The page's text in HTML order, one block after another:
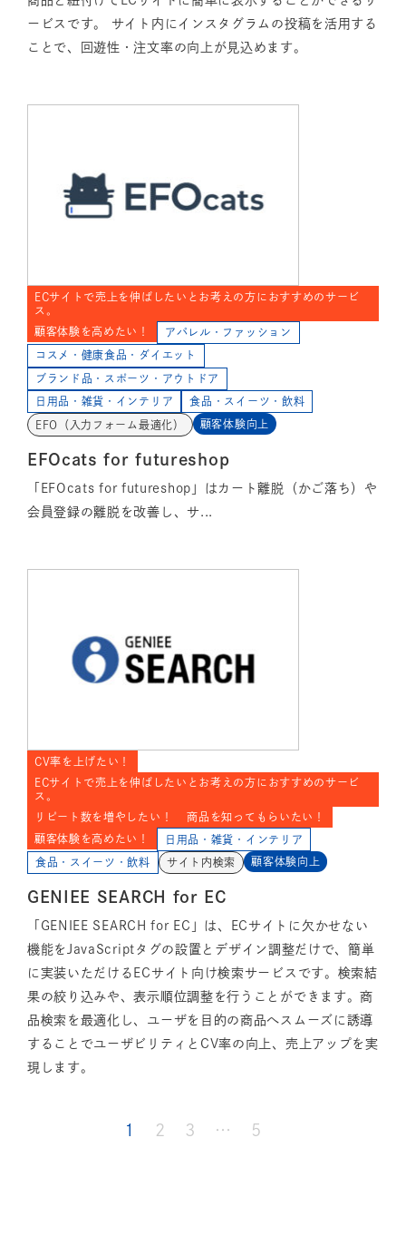
ービスです。 サイト内にインスタグラムの投稿を活用する
ことで、回遊性・注文率の向上が見込めます。
ECサイトで売上を伸ばしたいとお考えの方におすすめのサービ
ス。
顧客体験を高めたい！
アパレル・ファッション
コスメ・健康食品・ダイエット
ブランド品・スポーツ・アウトドア
日用品・雑貨・インテリア 食品・スイーツ・飲料
EFO（入力フォーム最適化） 顧客体験向上
EFOcats for futureshop
「EFOcats for futureshop」はカート離脱（かご落ち）や
会員登録の離脱を改善し、サ...
CV率を上げたい！
ECサイトで売上を伸ばしたいとお考えの方におすすめのサービ
ス。
リピート数を増やしたい！
商品を知ってもらいたい！
顧客体験を高めたい！
日用品・雑貨・インテリア
食品・スイーツ・飲料 サイト内検索 顧客体験向上
GENIEE SEARCH for EC
「GENIEE SEARCH for EC」は、ECサイトに欠かせない
機能をJavaScriptタグの設置とデザイン調整だけで、簡単
に実装いただけるECサイト向け検索サービスです。検索結
果の絞り込みや、表示順位調整を行うことができます。商
品検索を最適化し、ユーザを目的の商品へスムーズに誘導
することでユーザビリティとCV率の向上、売上アップを実
現します。
1 2 3 … 5